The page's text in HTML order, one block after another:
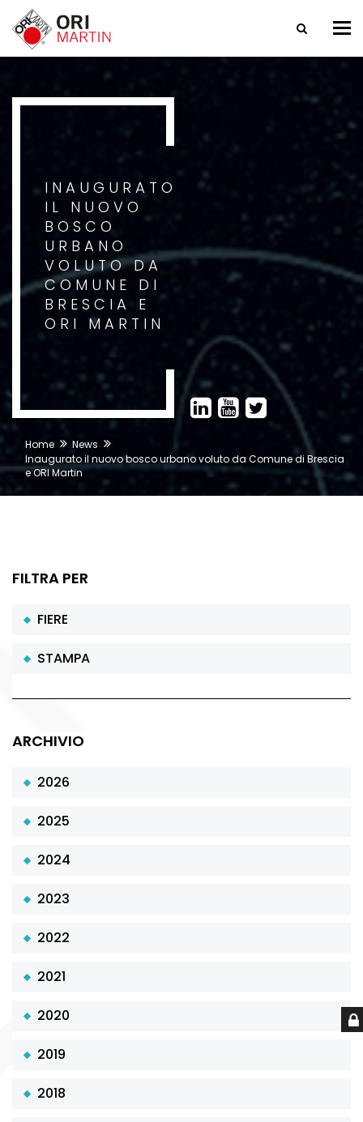
INAUGURATO
IL NUOVO
BOSCO
URBANO
VOLUTO DA
COMUNE DI
BRESCIA E
ORI MARTIN
Home
News
Inaugurato il nuovo bosco urbano voluto da Comune di Brescia
e ORI Martin
FILTRA PER
FIERE
STAMPA
ARCHIVIO
2026
2025
2024
2023
2022
2021
2020
2019
2018